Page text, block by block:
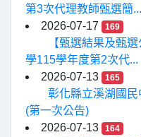
第3次代理教師甄選簡...
2026-07-17
169
【甄選結果及甄
學115學年度第2次代...
2026-07-13
165
彰化縣立溪湖國
(第一次公告)
2026-07-13
164